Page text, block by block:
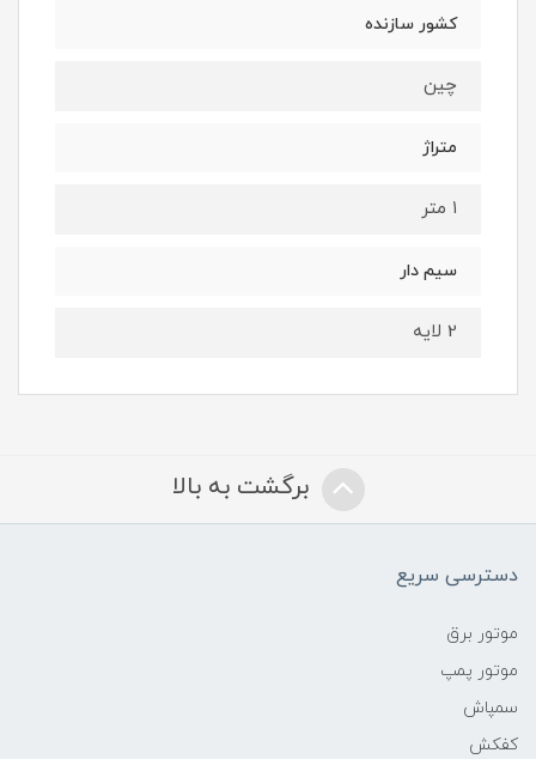
کشور سازنده
چین
متراژ
۱ متر
سیم دار
2 لایه
برگشت به بالا
دسترسی سریع
موتور برق
موتور پمپ
سمپاش
کفکش